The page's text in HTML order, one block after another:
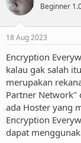
Beginner
18 Aug 2023
Encryption
kalau gak salah
merupakan
Partner Network"
ada Hoster yang
Encryption
dapat